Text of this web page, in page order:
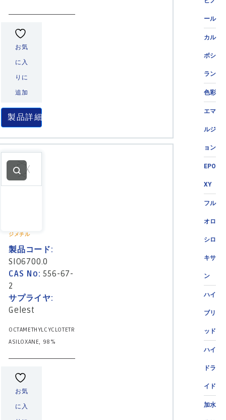
ール
カル
ボシ
ラン
色彩
エマ
ルジ
ョン
EPO
XY
フル
オロ
シロ
キサ
ン
ハイ
ブリ
ッド
ハイ
ドラ
イド
加水
お気
に入
りに
追加
製品詳細
ジメチル
製品コード:
SIO6700.0
CAS No:556-67-
2
サプライヤ:
Gelest
OCTAMETHYLCYCLOTETR
ASILOXANE, 98%
お気
に入